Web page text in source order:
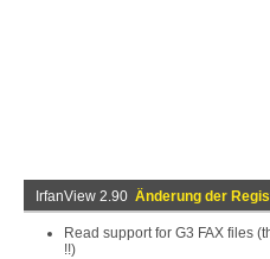
IrfanView 2.90 Änderung der
Read support for G3 FAX files
!!)